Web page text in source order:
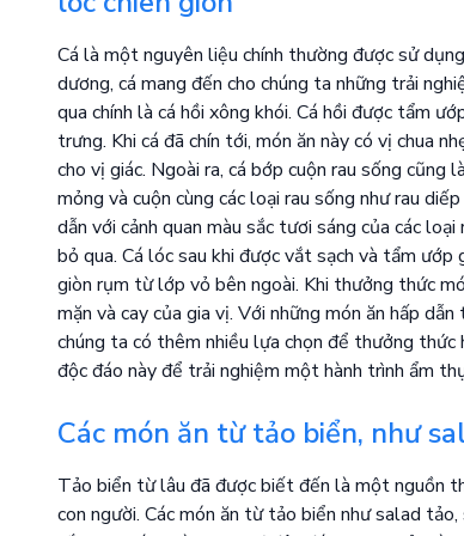
Cá là một nguyên liệu chính thường được sử
dương, cá mang đến cho chúng ta những trải
qua chính là cá hồi xông khói. Cá hồi được tẩm
trưng. Khi cá đã chín tới, món ăn này có vị chua
cho vị giác. Ngoài ra, cá bớp cuộn rau sống
mỏng và cuộn cùng các loại rau sống như rau
dẫn với cảnh quan màu sắc tươi sáng của các
bỏ qua. Cá lóc sau khi được vắt sạch và tẩm
giòn rụm từ lớp vỏ bên ngoài. Khi thưởng thức
mặn và cay của gia vị. Với những món ăn hấp
chúng ta có thêm nhiều lựa chọn để thưởng thức
độc đáo này để trải nghiệm một hành trình ẩm
Các món ăn từ tảo biển, như
Tảo biển từ lâu đã được biết đến là một nguồn
con người. Các món ăn từ tảo biển như salad